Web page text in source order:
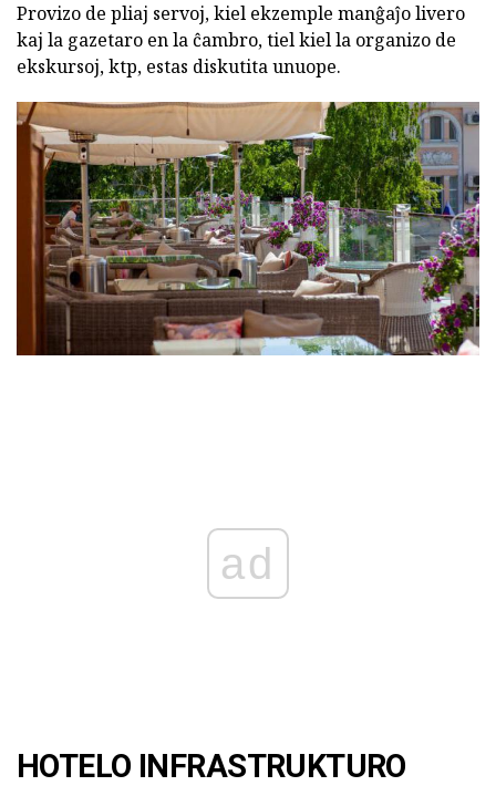
Provizo de pliaj servoj, kiel ekzemple manĝaĵo livero
kaj la gazetaro en la ĉambro, tiel kiel la organizo de
ekskursoj, ktp, estas diskutita unuope.
ad
HOTELO INFRASTRUKTURO